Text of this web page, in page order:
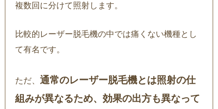
複数回に分けて照射します。
比較的レーザー脱毛機の中では痛くない機種とし
て有名です。
ただ、 通常のレーザー脱毛機とは照射の仕
組みが異なるため、効果の出方も異なって